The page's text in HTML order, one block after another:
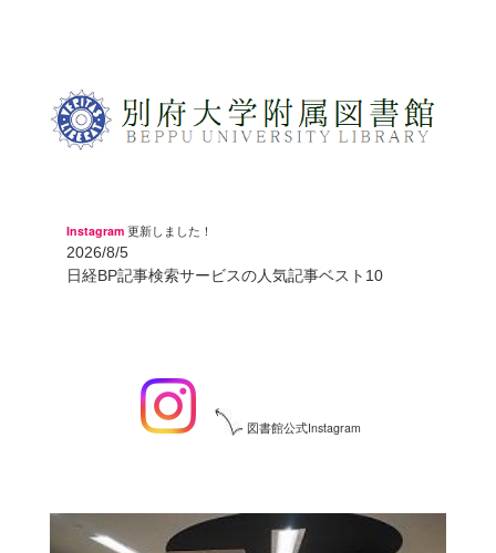
Instagram 更新しました！
2026/8/5
日経BP記事検索サービスの人気記事ベスト10
図書館公式Instagram